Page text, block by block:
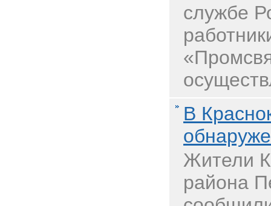
службе
В
Жители
района